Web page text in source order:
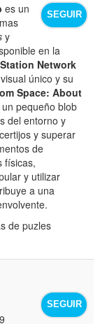
SEGUIR
es un
y
en la
Network
único y su
Space: About
pequeño blob
del entorno y
y superar
de
físicas,
y utilizar
a una
de puzles
SEGUIR